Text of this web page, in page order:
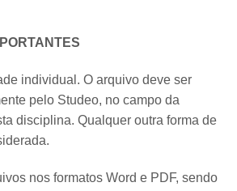
individual. O arquivo deve ser
pelo Studeo, no campo da
disciplina. Qualquer outra forma de
nos formatos Word e PDF, sendo